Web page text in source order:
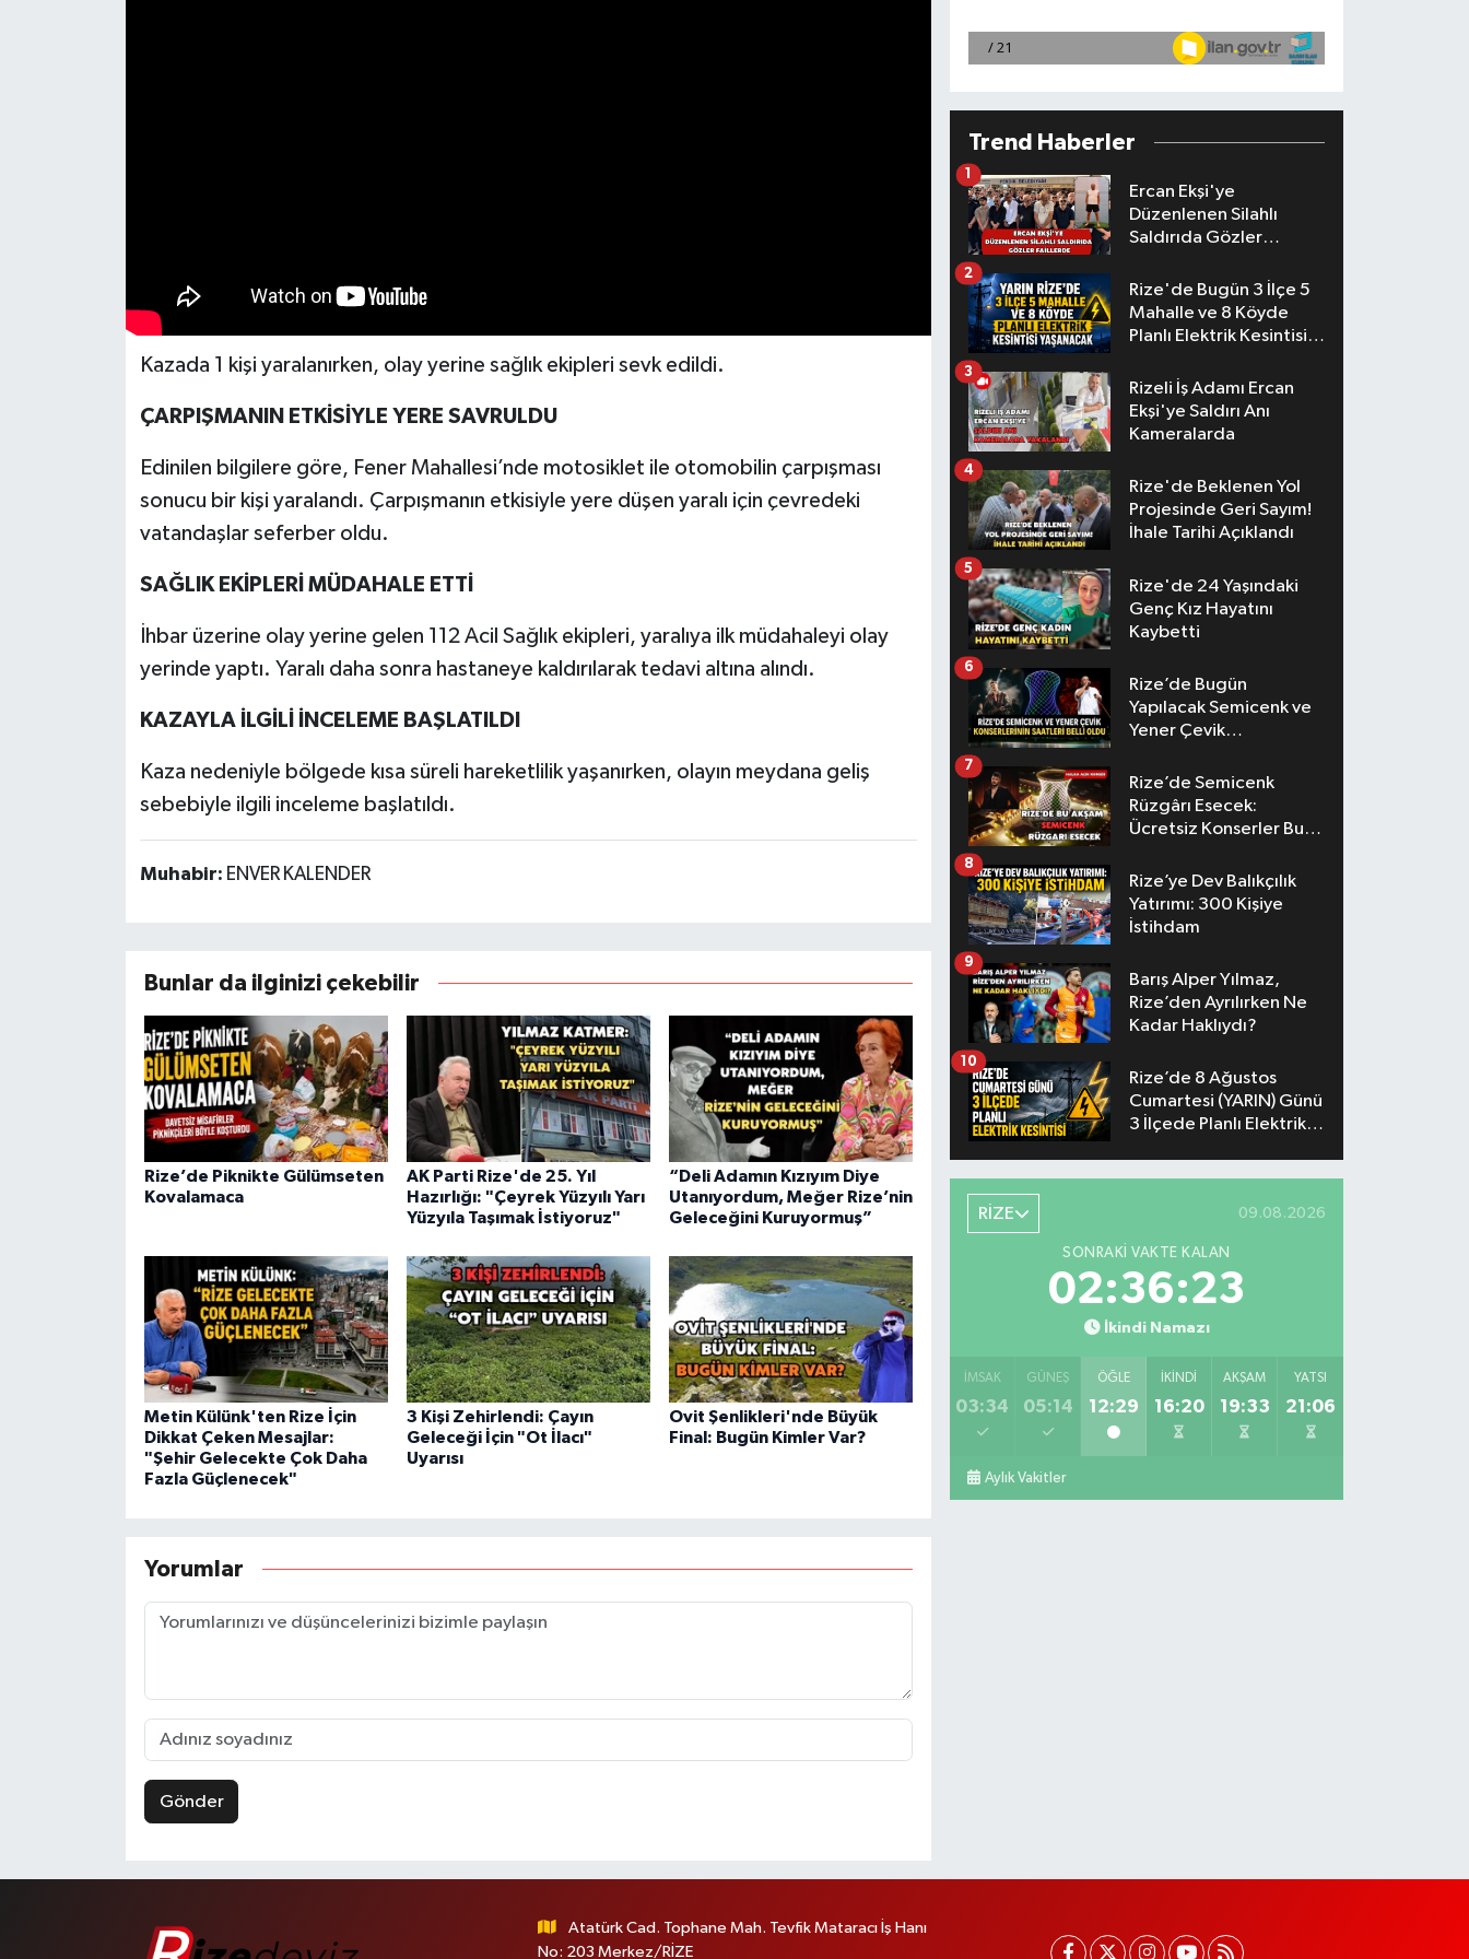
Kazada 1 kişi yaralanırken, olay yerine sağlık ekipleri sevk edildi.
ÇARPIŞMANIN ETKİSİYLE YERE SAVRULDU
Edinilen bilgilere göre, Fener Mahallesi’nde motosiklet ile otomobilin çarpışması
sonucu bir kişi yaralandı. Çarpışmanın etkisiyle yere düşen yaralı için çevredeki
vatandaşlar seferber oldu.
SAĞLIK EKİPLERİ MÜDAHALE ETTİ
İhbar üzerine olay yerine gelen 112 Acil Sağlık ekipleri, yaralıya ilk müdahaleyi olay
yerinde yaptı. Yaralı daha sonra hastaneye kaldırılarak tedavi altına alındı.
KAZAYLA İLGİLİ İNCELEME BAŞLATILDI
Kaza nedeniyle bölgede kısa süreli hareketlilik yaşanırken, olayın meydana geliş
sebebiyle ilgili inceleme başlatıldı.
Muhabir: ENVER KALENDER
Bunlar da ilginizi çekebilir
Rize’de Piknikte Gülümseten
Kovalamaca
AK Parti Rize'de 25. Yıl
Hazırlığı: "Çeyrek Yüzyılı Yarı
Yüzyıla Taşımak İstiyoruz"
“Deli Adamın Kızıyım Diye
Utanıyordum, Meğer Rize’nin
Geleceğini Kuruyormuş”
Metin Külünk'ten Rize İçin
Dikkat Çeken Mesajlar:
"Şehir Gelecekte Çok Daha
Fazla Güçlenecek"
3 Kişi Zehirlendi: Çayın
Geleceği İçin "Ot İlacı"
Uyarısı
Ovit Şenlikleri'nde Büyük
Final: Bugün Kimler Var?
Yorumlar
Gönder
Trend Haberler
Ercan Ekşi'ye
Düzenlenen Silahlı
Saldırıda Gözler
1
Rize'de Bugün 3 İlçe 5
Mahalle ve 8 Köyde
Planlı Elektrik Kesintisi
2
Rizeli İş Adamı Ercan
Ekşi'ye Saldırı Anı
Kameralarda
3
Rize'de Beklenen Yol
Projesinde Geri Sayım!
İhale Tarihi Açıklandı
4
Rize'de 24 Yaşındaki
Genç Kız Hayatını
Kaybetti
5
Rize’de Bugün
Yapılacak Semicenk ve
Yener Çevik
Belli Oldu
6
Rize’de Semicenk
Rüzgârı Esecek:
Ücretsiz Konserler Bu
7
Rize’ye Dev Balıkçılık
Yatırımı: 300 Kişiye
İstihdam
8
Barış Alper Yılmaz,
Rize’den Ayrılırken Ne
Kadar Haklıydı?
9
Rize’de 8 Ağustos
Cumartesi (YARIN) Günü
3 İlçede Planlı Elektrik
10
RİZE 09.08.2026
SONRAKI VAKTE KALAN
02:36:23
İkindi Namazı
İMSAK
03:34
GÜNEŞ
05:14
ÖĞLE
12:29
İKINDI
16:20
AKŞAM
19:33
YATSI
21:06
Aylık Vakitler
Atatürk Cad. Tophane Mah. Tevfik Mataracı İş Hanı
No: 203 Merkez/RİZE